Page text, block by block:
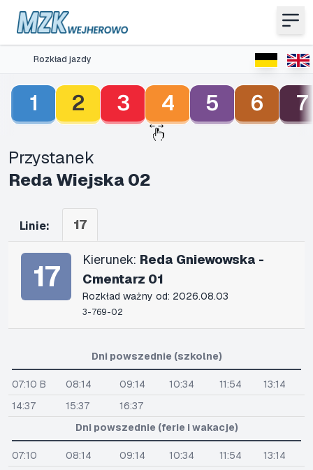
Rozkład jazdy
1 2 3 4 5 6 7
Przystanek
Reda Wiejska 02
Linie: 17
17 Kierunek: Reda Gniewowska -
Cmentarz 01
Rozkład ważny od: 2026.08.03
3-769-02
Dni powszednie (szkolne)
07:10 B 08:14 09:14 10:34 11:54
13:14
14:37
15:37
16:37
Dni powszednie (ferie i wakacje)
07:10 08:14 09:14 10:34 11:54
13:14